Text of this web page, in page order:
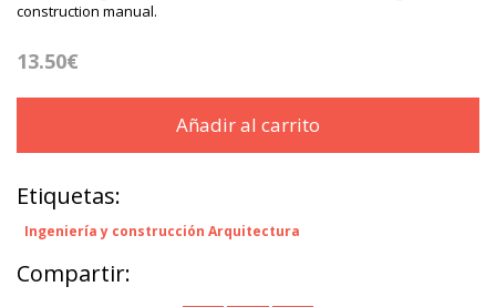
construction manual.
13.50€
Añadir al carrito
Etiquetas:
Ingeniería y construcción Arquitectura
Compartir: